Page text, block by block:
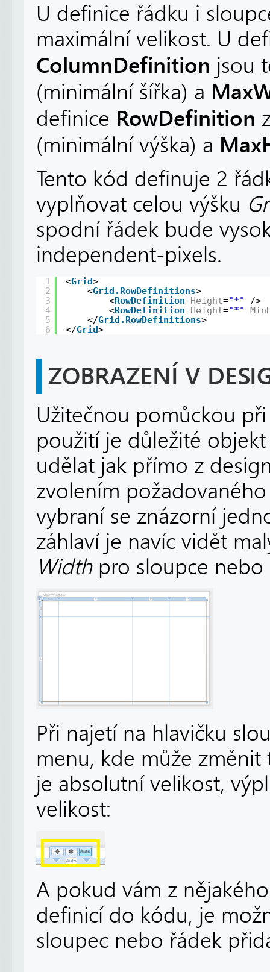
U definice řádku i
maximální velikost. U
ColumnDefinition jsou
(minimální šířka) a
definice RowDefinition
(minimální výška) a
Tento kód definuje 2
vyplňovat celou výšku
spodní řádek bude
independent-pixels.
1
2
3
4
5
6
<Grid>
<Grid.RowDefinitions>
<RowDefinition Height="*"
/>
<RowDefinition Height="*"
</Grid.RowDefinitions>
</Grid>
ZOBRAZENÍ V
Užitečnou pomůckou
použití je důležité
udělat jak přímo z
zvolením
vybraní se znázorní
záhlaví je navíc vidět
Widthpro sloupce nebo
Při najetí na hlavičku
menu, kde může
je absolutní velikost,
velikost:
A pokud vám z
definicí do kódu, je
sloupec nebo řádek